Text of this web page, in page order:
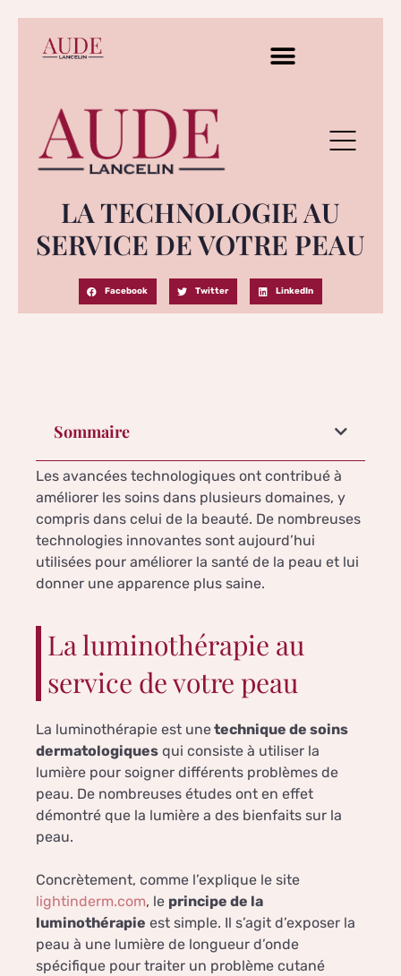
LA TECHNOLOGIE AU
SERVICE DE VOTRE PEAU
Facebook Twitter LinkedIn
Sommaire
Les avancées technologiques ont contribué à
améliorer les soins dans plusieurs domaines, y
compris dans celui de la beauté. De nombreuses
technologies innovantes sont aujourd’hui
utilisées pour améliorer la santé de la peau et lui
donner une apparence plus saine.
La luminothérapie au
service de votre peau
La luminothérapie est unetechnique de soins
dermatologiques qui consiste à utiliser la
lumière pour soigner différents problèmes de
peau. De nombreuses études ont en effet
démontré que la lumière a des bienfaits sur la
peau.
Concrètement, comme l’explique le site
lightinderm.com, le principe de la
luminothérapie est simple. Il s’agit d’exposer la
peau à une lumière de longueur d’onde
spécifique pour traiter un problème cutané